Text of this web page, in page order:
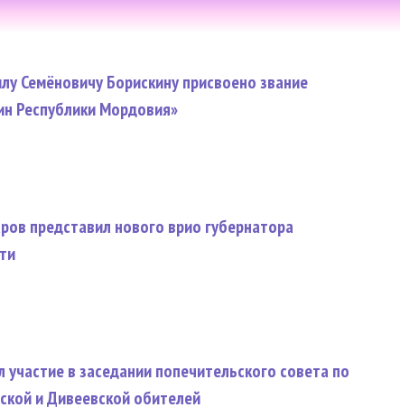
Семёновичу Борискину присвоено звание
Республики Мордовия»
представил нового врио губернатора
в заседании попечительского совета по
и Дивеевской обителей